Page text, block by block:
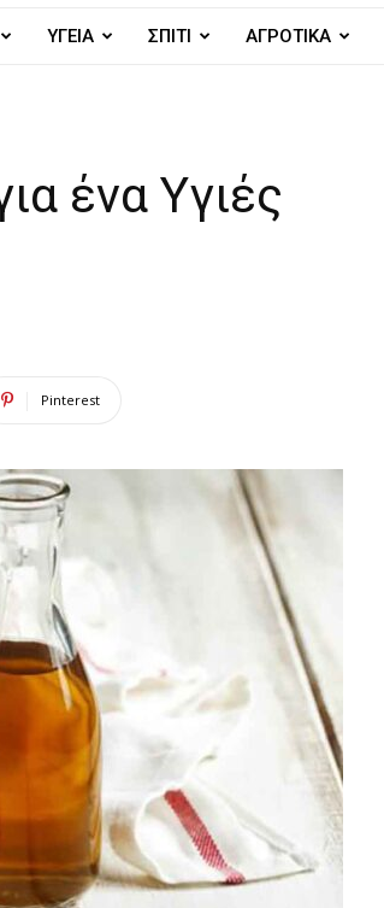
ΥΓΕΙΑ ΣΠΙΤΙ ΑΓΡΟΤΙΚΑ
ένα Υγιές
Pinterest